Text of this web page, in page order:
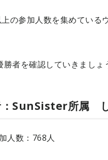
の参加人数を集めている
者を確認していきましょ
：SunSister所属
人数：768人